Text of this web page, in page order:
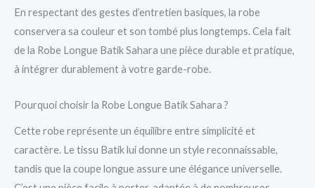
En respectant des gestes d’entretien basiques, la robe
conservera sa couleur et son tombé plus longtemps. Cela fait
de la Robe Longue Batik Sahara une pièce durable et pratique,
à intégrer durablement à votre garde-robe.
Pourquoi choisir la Robe Longue Batik Sahara ?
Cette robe représente un équilibre entre simplicité et
caractère. Le tissu Batik lui donne un style reconnaissable,
tandis que la coupe longue assure une élégance universelle.